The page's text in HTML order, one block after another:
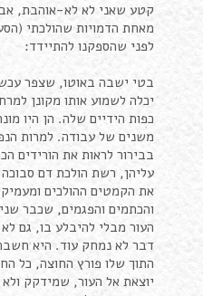
קטע שאני לא לא-אוהבת,
מאחת הדמויות שהולכתי
לפני שהספקנו להתיידד:
בטי ישבה באוטו, שצפר
יכלה לשמוע אותו מקונן
כפות הידיים שלה. הן היו
משנים של עבודה. למרות
בבירור לראות את הורידים
עליהן, רשת הולכת דם
את הקמטים ההולכים
והכתמים והפגמים, שכבר
העור מבלי להיבלע בו, גם
דבר לא נמחק עוד. היא
התוך שלו פורץ החוצה, כל
יוצאת אל העור, שמידקק ולא